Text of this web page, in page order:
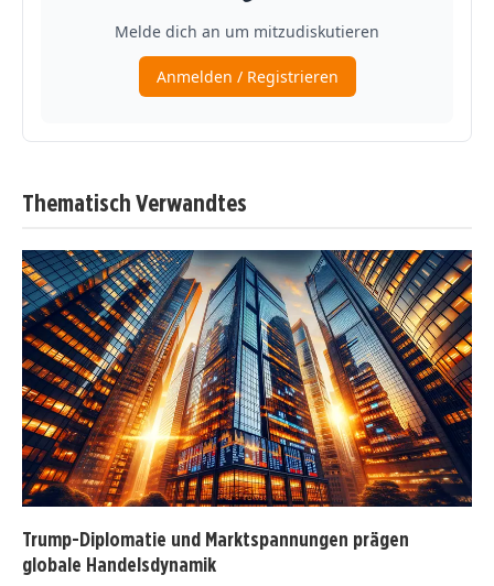
Thematisch Verwandtes
Trump-Diplomatie und Marktspannungen prägen
globale Handelsdynamik